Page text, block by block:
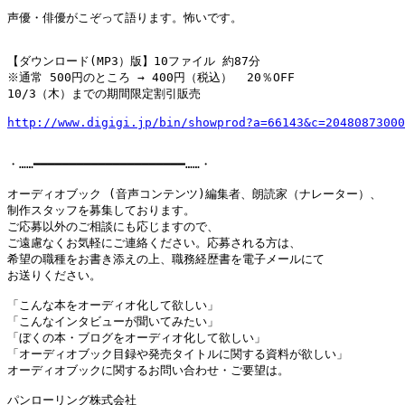
声優・俳優がこぞって語ります。怖いです。
【ダウンロード(MP3）版】10ファイル 約87分
※通常 500円のところ → 400円（税込）  20％OFF
10/3（木）までの期間限定割引販売
http://www.digigi.jp/bin/
・……━━━━━━━━━━━━━━━━━━━━━……・
オーディオブック (音声コンテンツ)編集者、朗読家（ナレーター）、
制作スタッフを募集しております。
ご応募以外のご相談にも応じますので、
ご遠慮なくお気軽にご連絡ください。応募される方は、
希望の職種をお書き添えの上、職務経歴書を電子メールにて
お送りください。
「こんな本をオーディオ化して欲しい」
「こんなインタビューが聞いてみたい」
「ぼくの本・ブログをオーディオ化して欲しい」
「オーディオブック目録や発売タイトルに関する資料が欲しい」
オーディオブックに関するお問い合わせ・ご要望は。
パンローリング株式会社